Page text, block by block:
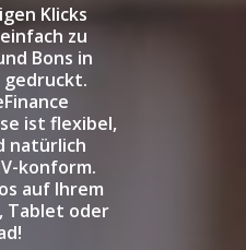
Klicks
zu
Bons in
gedruckt.
ist flexibel,
natürlich
konform.
auf Ihrem
Tablet oder